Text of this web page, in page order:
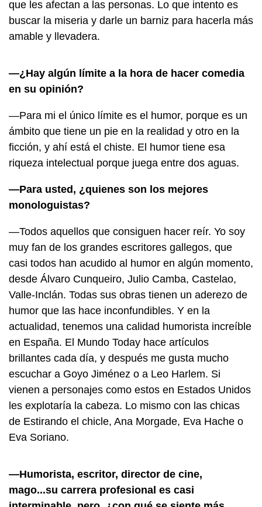
que les afectan a las personas. Lo que intento es
buscar la miseria y darle un barniz para hacerla más
amable y llevadera.
—¿Hay algún límite a la hora de hacer comedia
en su opinión?
—Para mi el único límite es el humor, porque es un
ámbito que tiene un pie en la realidad y otro en la
ficción, y ahí está el chiste. El humor tiene esa
riqueza intelectual porque juega entre dos aguas.
—Para usted, ¿quienes son los mejores
monologuistas?
—Todos aquellos que consiguen hacer reír. Yo soy
muy fan de los grandes escritores gallegos, que
casi todos han acudido al humor en algún momento,
desde Álvaro Cunqueiro, Julio Camba, Castelao,
Valle-Inclán. Todas sus obras tienen un aderezo de
humor que las hace inconfundibles. Y en la
actualidad, tenemos una calidad humorista increíble
en España. El Mundo Today hace artículos
brillantes cada día, y después me gusta mucho
escuchar a Goyo Jiménez o a Leo Harlem. Si
vienen a personajes como estos en Estados Unidos
les explotaría la cabeza. Lo mismo con las chicas
de Estirando el chicle, Ana Morgade, Eva Hache o
Eva Soriano.
—Humorista, escritor, director de cine,
mago...su carrera profesional es casi